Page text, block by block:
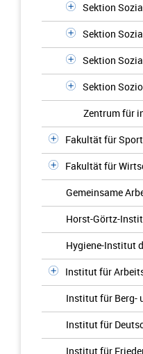
Sektion
Sektion
Sektion
Sektion
Zentrum für
Fakultät für
Fakultät für
Gemeinsame
Horst-Görtz-
Hygiene-Institut
Institut für
Institut für Berg-
Institut für
Institut für